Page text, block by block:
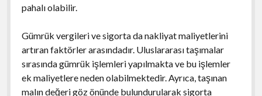
pahalı olabilir.
Gümrük vergileri ve sigorta da nakliyat maliyetlerini
artıran faktörler arasındadır. Uluslararası taşımalar
sırasında gümrük işlemleri yapılmakta ve bu işlemler
ek maliyetlere neden olabilmektedir. Ayrıca, taşınan
malın değeri göz önünde bulundurularak sigorta